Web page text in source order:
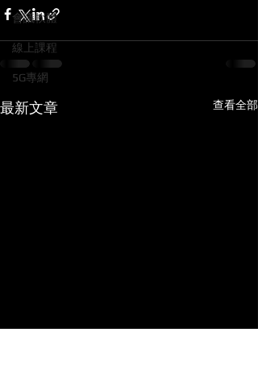
會議軟體
線上課程
5G專網
最新文章 查看全部